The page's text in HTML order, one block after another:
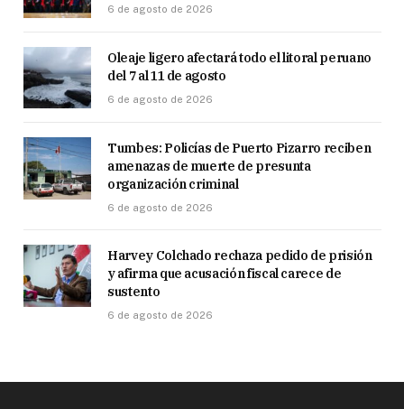
6 de agosto de 2026
Oleaje ligero afectará todo el litoral peruano
del 7 al 11 de agosto
6 de agosto de 2026
Tumbes: Policías de Puerto Pizarro reciben
amenazas de muerte de presunta
organización criminal
6 de agosto de 2026
Harvey Colchado rechaza pedido de prisión
y afirma que acusación fiscal carece de
sustento
6 de agosto de 2026